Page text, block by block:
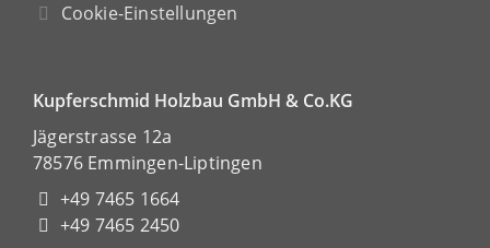
Cookie-Einstellungen
Kupferschmid Holzbau GmbH & Co.KG
Jägerstrasse 12a
78576 Emmingen-Liptingen
+49 7465 1664
+49 7465 2450